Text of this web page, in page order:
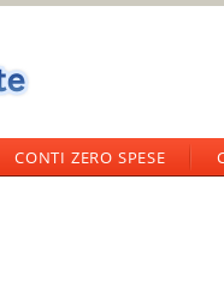
CONTI ZERO SPESE